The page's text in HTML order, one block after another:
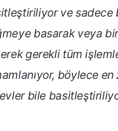
ve sadece
basarak veya
gerekli tüm
böylece en
bile